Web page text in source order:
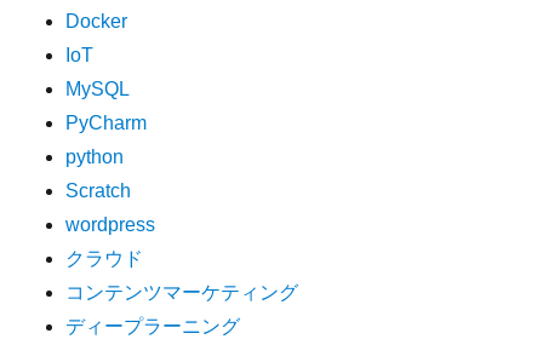
Docker
IoT
MySQL
PyCharm
python
Scratch
wordpress
クラウド
コンテンツマーケティング
ディープラーニング